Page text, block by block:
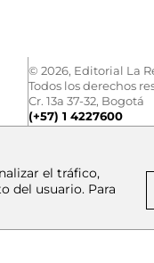
© 2026, Editorial La
Todos los derechos
Cr. 13a 37-32, Bogotá
(+57) 1 4227600
el tráfico,
del usuario. Para